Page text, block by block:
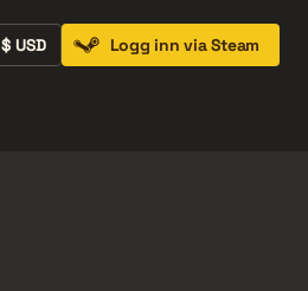
$ USD Logg inn via Steam